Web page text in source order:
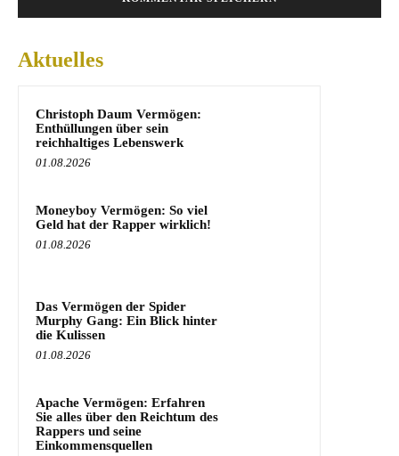
Aktuelles
Christoph Daum Vermögen:
Enthüllungen über sein
reichhaltiges Lebenswerk
01.08.2026
Moneyboy Vermögen: So viel
Geld hat der Rapper wirklich!
01.08.2026
Das Vermögen der Spider
Murphy Gang: Ein Blick hinter
die Kulissen
01.08.2026
Apache Vermögen: Erfahren
Sie alles über den Reichtum des
Rappers und seine
Einkommensquellen